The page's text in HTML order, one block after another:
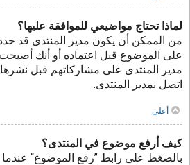
لماذا تحتاج مواضيعي للموافقة عليها؟
من الممكن أن يكون مدير المنتدى قد
على الموضوع قبل اعتماده أو أنك
مدير المنتدى على مشاركاتهم قبل
اتصل بمدير المنتدى.
أعلى
كيف أرفع موضوع في المنتدى؟
بالضغط على رابط ”رفع الموضوع“ عندما